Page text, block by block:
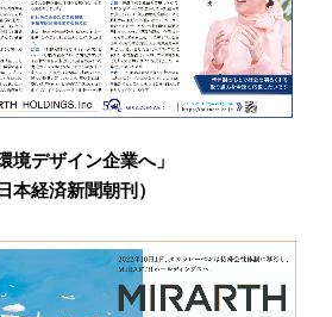
境デザイン企業へ」
本経済新聞朝刊）